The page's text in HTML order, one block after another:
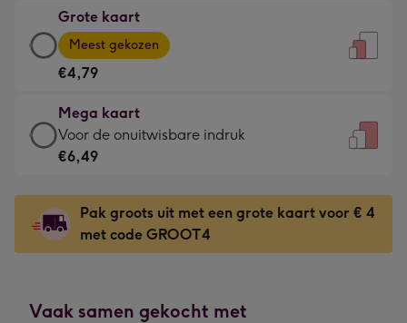
€3,49
-
Voor
kleine
gelukwens
-
120
x
160
mm
Grote kaart
Grote
kaart
-
€4,79
-
Meest
gekozen
Dimensions:
167
x
Meest gekozen
€4,79
Mega kaart
Mega
kaart
€6,49
-
Voor
indruk
Voor de onuitwisbare indruk
€6,49
Pak groots uit met een grote kaart voor € 4
met code GROOT4
Vaak samen gekocht met